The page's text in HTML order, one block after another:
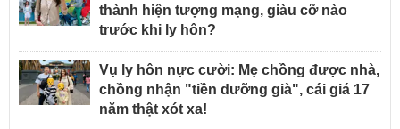
thành hiện tượng mạng, giàu cỡ nào
trước khi ly hôn?
Vụ ly hôn nực cười: Mẹ chồng được nhà,
chồng nhận "tiền dưỡng già", cái giá 17
năm thật xót xa!